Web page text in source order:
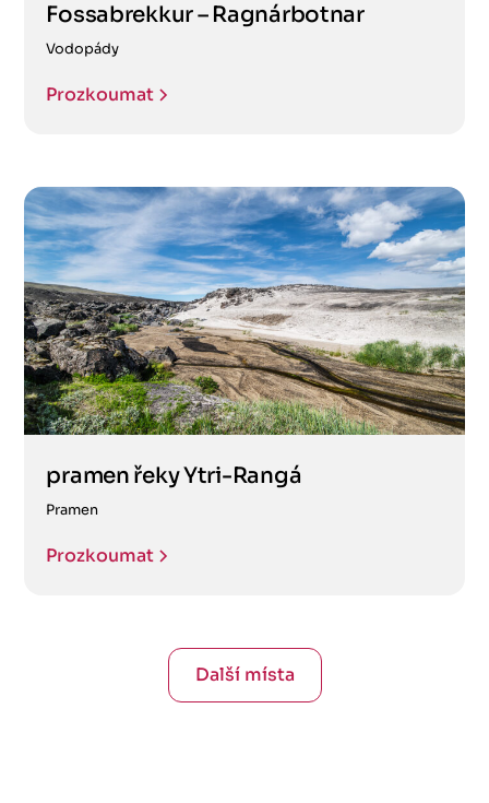
Fossabrekkur – Ragnárbotnar
Vodopády
Prozkoumat
pramen řeky Ytri-Rangá
Pramen
Prozkoumat
Další místa